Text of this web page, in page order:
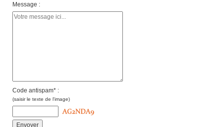
Message :
Code antispam* :
(saisir le texte de l'image)